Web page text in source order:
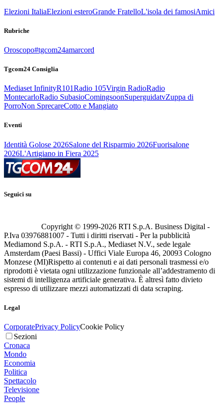
Elezioni ItaliaElezioni esteroGrande FratelloL'isola dei famosiAmici
Rubriche
Oroscopo#tgcom24amarcord
Tgcom24 Consiglia
Mediaset InfinityR101Radio 105Virgin RadioRadio
MontecarloRadio SubasioComingsoonSuperguidatvZuppa di
PorroNon SprecareCotto e Mangiato
Eventi
Identità Golose 2026Salone del Risparmio 2026Fuorisalone
2026L'Artigiano in Fiera 2025
Seguici su
Copyright © 1999-2026 RTI S.p.A. Business Digital -
P.Iva 03976881007 - Tutti i diritti riservati - Per la pubblicità
Mediamond S.p.A. - RTI S.p.A., Mediaset N.V., sede legale
Amsterdam (Paesi Bassi) - Uffici Viale Europa 46, 20093 Cologno
Monzese (MI)Rispetto ai contenuti e ai dati personali trasmessi e/o
riprodotti è vietata ogni utilizzazione funzionale all’addestramento di
sistemi di intelligenza artificiale generativa. È altresì fatto divieto
espresso di utilizzare mezzi automatizzati di data scraping.
Legal
CorporatePrivacy PolicyCookie Policy
Sezioni
Cronaca
Mondo
Economia
Politica
Spettacolo
Televisione
People